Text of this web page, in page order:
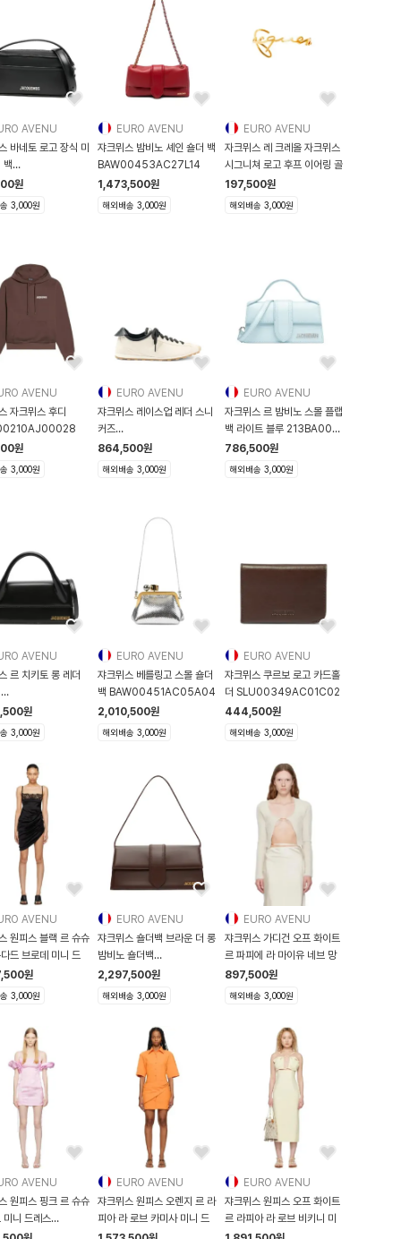
AVENU
바네토 로고 장식 미
백
원
3,000원
EURO AVENU
쟈크뮈스 밤비노 셰인 숄더 백
BAW00453AC27L14
1,473,500원
해외배송 3,000원
EURO AVENU
자크뮈스 레 크레올 자크뮈스
시그니쳐 로고 후프 이어링 골
197,500원
해외배송 3,000원
AVENU
자크뮈스 후디
원
3,000원
EURO AVENU
쟈크뮈스 레이스업 레더 스니
커즈
FOW00175AW00255
864,500원
해외배송 3,000원
EURO AVENU
자크뮈스 르 밤비노 스몰 플랩
백 라이트 블루 213BA006
3128 320
786,500원
해외배송 3,000원
AVENU
르 치키토 롱 레더
원
3,000원
EURO AVENU
쟈크뮈스 베를링고 스몰 숄더
백 BAW00451AC05A04
2,010,500원
해외배송 3,000원
EURO AVENU
쟈크뮈스 쿠르보 로고 카드홀
더 SLU00349AC01C02
444,500원
해외배송 3,000원
AVENU
원피스 블랙 르 슈슈
드 브로데 미니 드
원
3,000원
EURO AVENU
쟈크뮈스 숄더백 브라운 더 롱
밤비노 숄더백
261553F048054
2,297,500원
해외배송 3,000원
EURO AVENU
쟈크뮈스 가디건 오프 화이트
르 파피에 라 마이유 네브 망
897,500원
해외배송 3,000원
AVENU
원피스 핑크 르 슈슈
미니 드레스
EURO AVENU
쟈크뮈스 원피스 오렌지 르 라
피아 라 로브 카미사 미니 드
EURO AVENU
쟈크뮈스 원피스 오프 화이트
르 라피아 라 로브 비키니 미